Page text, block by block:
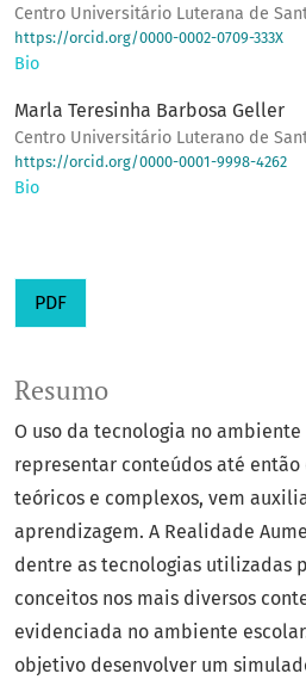
Centro Universitário Luterana de
https://orcid.org/0000-0002-0709-333X
Bio
Marla Teresinha Barbosa Geller
Centro Universitário Luterano de
https://orcid.org/0000-0001-9998-4262
Bio
PDF
Resumo
O uso da tecnologia no
representar conteúdos até
teóricos e complexos, vem
aprendizagem. A Realidade
dentre as tecnologias utilizadas
conceitos nos mais diversos
evidenciada no ambiente
objetivo desenvolver um